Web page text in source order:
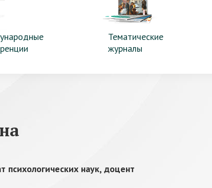
Тематические
журналы
психологических наук, доцент